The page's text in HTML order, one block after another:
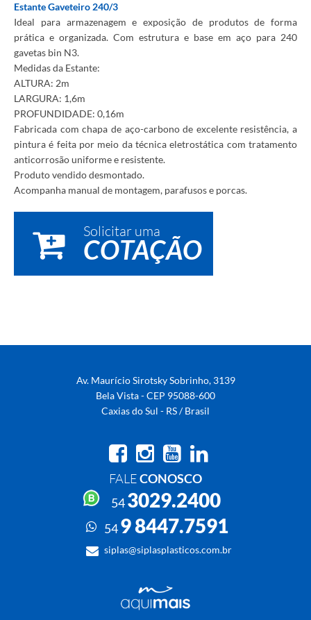
Estante Gaveteiro 240/3
Ideal para armazenagem e exposição de produtos de forma
prática e organizada. Com estrutura e base em aço para 240
gavetas bin N3.
Medidas da Estante:
ALTURA: 2m
LARGURA: 1,6m
PROFUNDIDADE: 0,16m
Fabricada com chapa de aço-carbono de excelente resistência, a
pintura é feita por meio da técnica eletrostática com tratamento
anticorrosão uniforme e resistente.
Produto vendido desmontado.
Acompanha manual de montagem, parafusos e porcas.
Solicitar uma
COTAÇÃO
Av. Maurício Sirotsky Sobrinho, 3139
Bela Vista - CEP 95088-600
Caxias do Sul - RS / Brasil
FALECONOSCO
543029.2400
549 8447.7591
siplas@siplasplasticos.com.br